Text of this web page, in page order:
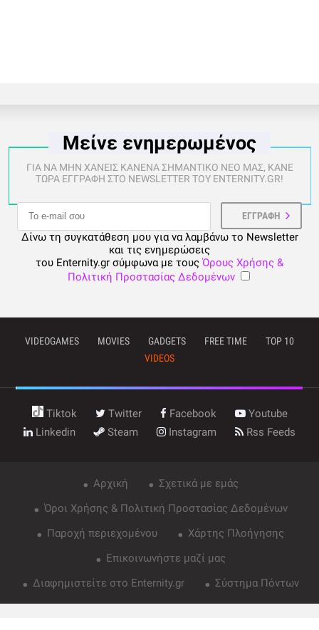
Μείνε ενημερωμένος
ΓΙΑ ΝΑ ΜΗΝ ΧΑΝΕΙΣ ΚΑΝΕΝΑ ΣΗΜΑΝΤΙΚΟ ΝΕΟ ΜΑΣ, ΚΑΝΕ
ΤΩΡΑ ΕΓΓΡΑΦΗ ΣΤΟ NEWSLETTER ΤΟΥ ENTERNITY.GR!
Δίνω τη συγκατάθεση μου για να λαμβάνω το Newsletter
και τις ενημερώσεις
του Enternity.gr σύμφωνα με τους Όρους Χρήσης &
Πολιτική Προστασίας Δεδομένων
VIDEOGAMES MOVIES GADGETS FREE TIME
TOP 10
VIDEOS
Tiktok Twitter Facebook
Youtube
Linkedin
Steam Instagram Rss Feeds
Αρχική
Σχετικά με εμάς
Όροι Χρήσης & Πολιτική Προστασίας Δεδομένων
Παροχή περιεχομένου
Χάρτης Πλοήγησης
Επικοινωνήστε μαζί μας
Διαφημιστείτε στο Enternity.gr
Σύστημα Πόντων